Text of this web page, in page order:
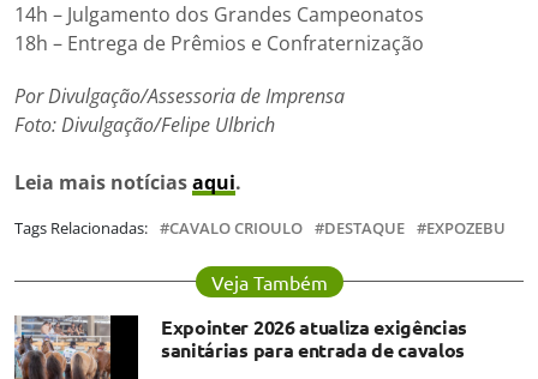
14h – Julgamento dos Grandes Campeonatos
18h – Entrega de Prêmios e Confraternização
Por Divulgação/Assessoria de Imprensa
Foto: Divulgação/Felipe Ulbrich
Leia mais notíciasaqui.
Tags Relacionadas: CAVALO CRIOULO DESTAQUE EXPOZEBU
Veja Também
Expointer 2026 atualiza exigências
sanitárias para entrada de cavalos